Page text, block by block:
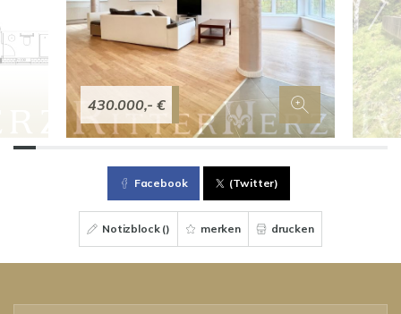
430.000,- €
Facebook (Twitter)
Notizblock () merken drucken